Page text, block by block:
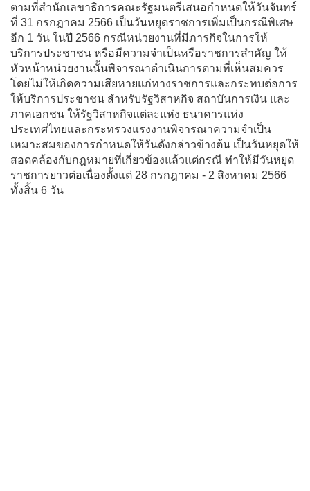
ตามที่สำนักเลขาธิการคณะรัฐมนตรีเสนอกำหนดให้วันจันทร์
ที่ 31 กรกฎาคม 2566 เป็นวันหยุดราชการเพิ่มเป็นกรณีพิเศษ
อีก 1 วัน ในปี 2566 กรณีหน่วยงานที่มีภารกิจในการให้
บริการประชาชน หรือมีความจำเป็นหรือราชการสำคัญ ให้
หัวหน้าหน่วยงานนั้นพิจารณาดำเนินการตามที่เห็นสมควร
โดยไม่ให้เกิดความเสียหายแก่ทางราชการและกระทบต่อการ
ให้บริการประชาชน สำหรับรัฐวิสาหกิจ สถาบันการเงิน และ
ภาคเอกชน ให้รัฐวิสาหกิจแต่ละแห่ง ธนาคารแห่ง
ประเทศไทยและกระทรวงแรงงานพิจารณาความจำเป็น
เหมาะสมของการกำหนดให้วันดังกล่าวข้างต้น เป็นวันหยุดให้
สอดคล้องกับกฎหมายที่เกี่ยวข้องแล้วแต่กรณี ทำให้มีวันหยุด
ราชการยาวต่อเนื่องตั้งแต่ 28 กรกฎาคม - 2 สิงหาคม 2566
ทั้งสิ้น 6 วัน